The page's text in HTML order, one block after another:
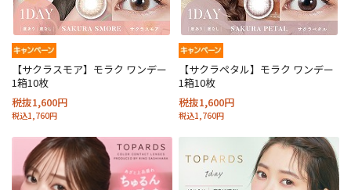
【サクラスモア】モラク ワンデー
1箱10枚
税抜1,600円
税込1,760円
【サクラペタル】モラク ワンデー
1箱10枚
税抜1,600円
税込1,760円